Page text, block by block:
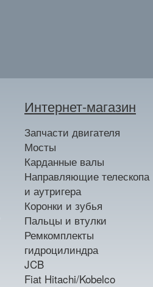
Интернет-магазин
Запчасти двигателя
Мосты
Карданные валы
Направляющие телескопа
и аутригера
Коронки и зубья
Пальцы и втулки
Ремкомплекты
гидроцилиндра
JCB
Fiat Hitachi/Kobelco